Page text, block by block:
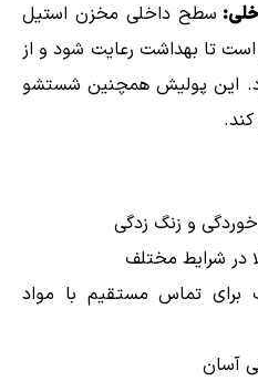
سطح داخلی مخزن استیل
تا بهداشت رعایت شود و از
این پولیش همچنین شستشو
خوردگی و زنگ زدگی
در شرایط مختلف
برای تماس مستقیم با مواد
آسان